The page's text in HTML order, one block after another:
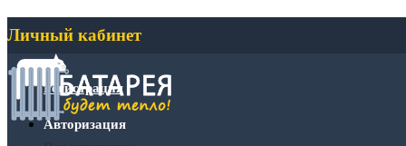
Личный кабинет
Регистрация
Авторизация